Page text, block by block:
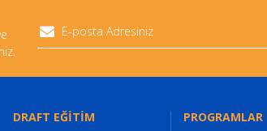
DRAFT EĞİTİM PROGRAMLAR